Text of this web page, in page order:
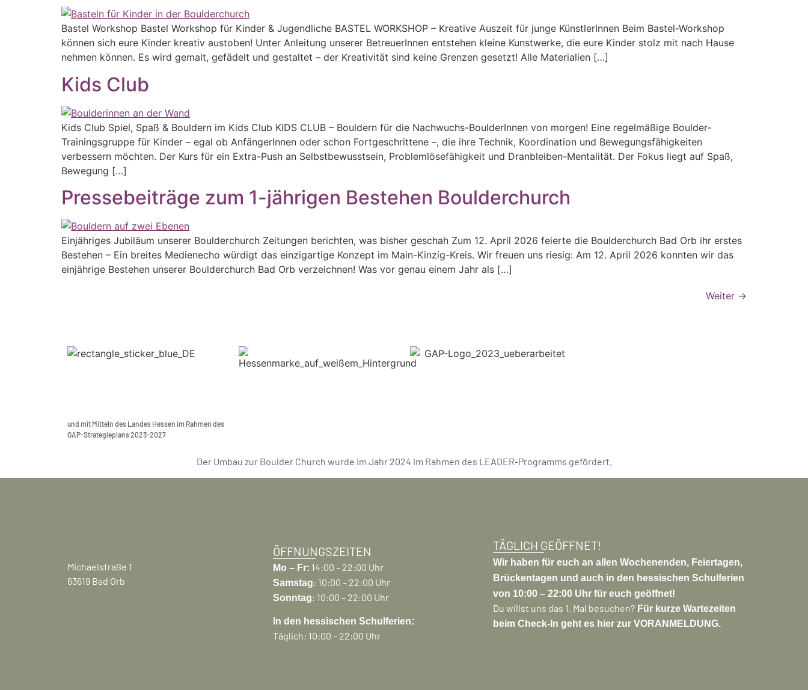
Bastel Workshop Bastel Workshop für Kinder & Jugendliche BASTEL WORKSHOP – Kreative Auszeit für junge KünstlerInnen Beim Bastel-Workshop
können sich eure Kinder kreativ austoben! Unter Anleitung unserer BetreuerInnen entstehen kleine Kunstwerke, die eure Kinder stolz mit nach Hause
nehmen können. Es wird gemalt, gefädelt und gestaltet – der Kreativität sind keine Grenzen gesetzt! Alle Materialien […]
Kids Club
Kids Club Spiel, Spaß & Bouldern im Kids Club KIDS CLUB – Bouldern für die Nachwuchs-BoulderInnen von morgen! Eine regelmäßige Boulder-
Trainingsgruppe für Kinder – egal ob AnfängerInnen oder schon Fortgeschrittene –, die ihre Technik, Koordination und Bewegungsfähigkeiten
verbessern möchten. Der Kurs für ein Extra-Push an Selbstbewusstsein, Problemlösefähigkeit und Dranbleiben-Mentalität. Der Fokus liegt auf Spaß,
Bewegung […]
Pressebeiträge zum 1-jährigen Bestehen Boulderchurch
Einjähriges Jubiläum unserer Boulderchurch Zeitungen berichten, was bisher geschah Zum 12. April 2026 feierte die Boulderchurch Bad Orb ihr erstes
Bestehen – Ein breites Medienecho würdigt das einzigartige Konzept im Main-Kinzig-Kreis. Wir freuen uns riesig: Am 12. April 2026 konnten wir das
einjährige Bestehen unserer Boulderchurch Bad Orb verzeichnen! Was vor genau einem Jahr als […]
Weiter →
und mit Mitteln des Landes Hessen im Rahmen des
GAP-Strategieplans 2023-2027
Der Umbau zur Boulder Church wurde im Jahr 2024 im Rahmen des LEADER-Programms gefördert.
Michaelstraße 1
63619 Bad Orb
ÖFFNUNGSZEITEN
Mo – Fr: 14:00 – 22:00 Uhr
Samstag: 10:00 – 22:00 Uhr
Sonntag: 10:00 – 22:00 Uhr
In den hessischen Schulferien:
Täglich: 10:00 – 22:00 Uhr
TÄGLICH GEÖFFNET!
Wir haben für euch an allen Wochenenden, Feiertagen,
Brückentagen und auch in den hessischen Schulferien
von 10:00 – 22:00 Uhr für euch geöffnet!
Du willst uns das 1. Mal besuchen? Für kurze Wartezeiten
beim Check-In geht es hier zur VORANMELDUNG.